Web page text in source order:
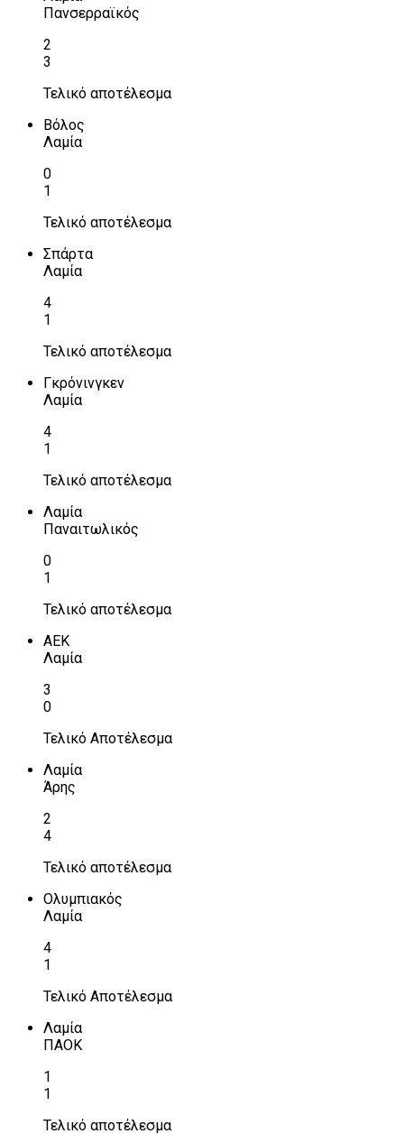
Πανσερραϊκός
2
3
Τελικό αποτέλεσμα
Βόλος
Λαμία
0
1
Τελικό αποτέλεσμα
Σπάρτα
Λαμία
4
1
Τελικό αποτέλεσμα
Γκρόνινγκεν
Λαμία
4
1
Τελικό αποτέλεσμα
Λαμία
Παναιτωλικός
0
1
Τελικό αποτέλεσμα
ΑΕΚ
Λαμία
3
0
Τελικό Αποτέλεσμα
Λαμία
Άρης
2
4
Τελικό αποτέλεσμα
Ολυμπιακός
Λαμία
4
1
Τελικό Αποτέλεσμα
Λαμία
ΠΑΟΚ
1
1
Τελικό αποτέλεσμα